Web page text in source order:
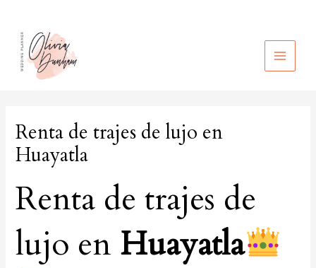
contenido
MAIN
Renta de trajes de lujo en
Huayatla
Renta de trajes de
lujo en Huayatla